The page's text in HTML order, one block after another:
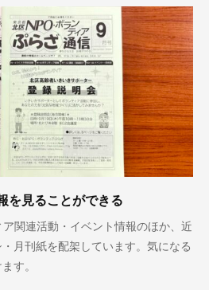
を見ることができる
関連活動・イベント情報のほか、近
月刊紙を配架しています。気になる
す。